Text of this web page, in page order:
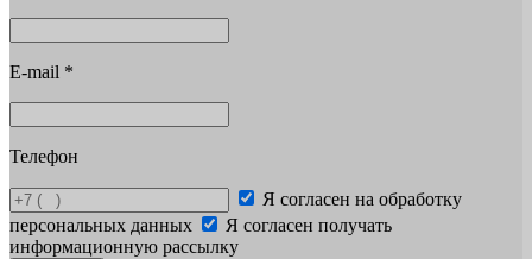
E-mail *
Телефон
Я согласен на обработку
персональных данных
Я согласен получать
информационную рассылку